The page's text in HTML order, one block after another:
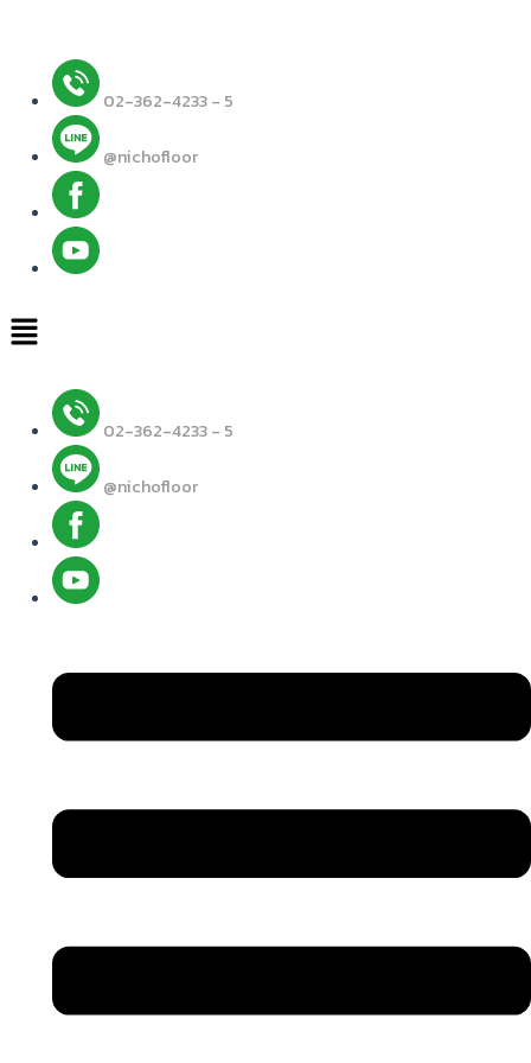
content
02-362-4233 - 5
@nichofloor
Menu
02-362-4233 - 5
@nichofloor